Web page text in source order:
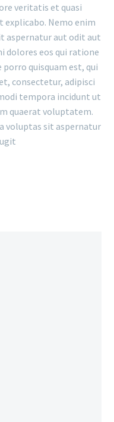
veritatis et quasi
Nemo enim
aspernatur aut odit aut
dolores eos qui ratione
quisquam est, qui
consectetur, adipisci
tempora incidunt ut
quaerat voluptatem.
voluptas sit aspernatur